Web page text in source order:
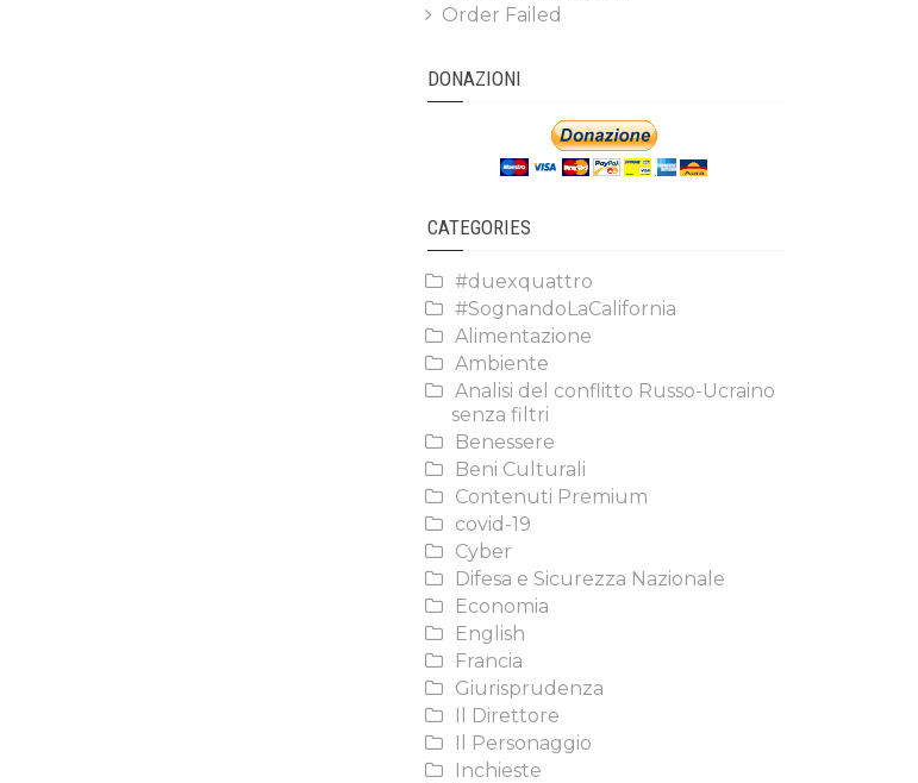
Order Failed
DONAZIONI
CATEGORIES
#duexquattro
#SognandoLaCalifornia
Alimentazione
Ambiente
Analisi del conflitto Russo-Ucraino
senza filtri
Benessere
Beni Culturali
Contenuti Premium
covid-19
Cyber
Difesa e Sicurezza Nazionale
Economia
English
Francia
Giurisprudenza
Il Direttore
Il Personaggio
Inchieste